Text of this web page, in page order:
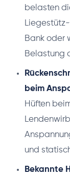
belasten
Bank oder
Belastung
beim
Hüften
und
Bekannte